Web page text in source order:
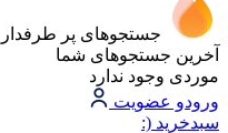
جستجوهای پر طرفدار
آخرین جستجوهای شما
موردی وجود ندارد
ورودو عضویت
سبد‌خرید (: